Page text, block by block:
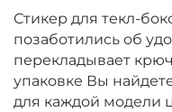
Стикер для текл-
позаботились об
перекладывает
упаковке Вы
для каждой модели